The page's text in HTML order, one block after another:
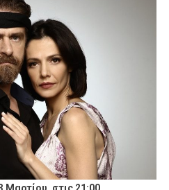
Σαββατοκύριακο
στις 21:00